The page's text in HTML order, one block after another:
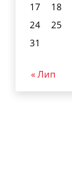
17
18
24
25
31
« Лип